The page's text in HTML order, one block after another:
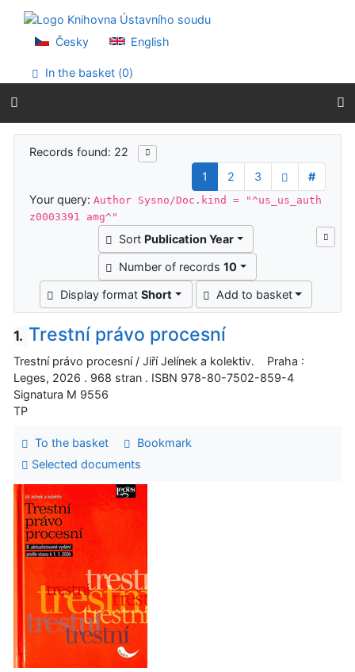
Go to menu
Accessibility declaration
Česky English
In the basket (0)
Search results
Records found: 22
1
2 3
#
Your query:Author Sysno/Doc.kind = "^us_us_auth
z0003391 amg^"
Sort Publication Year
Number of records 10
Display formatShort Add to basket
1. Trestní právo procesní
Trestní právo procesní / Jiří Jelínek a kolektiv. Praha :
Leges, 2026 . 968 stran . ISBN 978-80-7502-859-4
Signatura M 9556
TP
To the basket
Bookmark
Selected documents